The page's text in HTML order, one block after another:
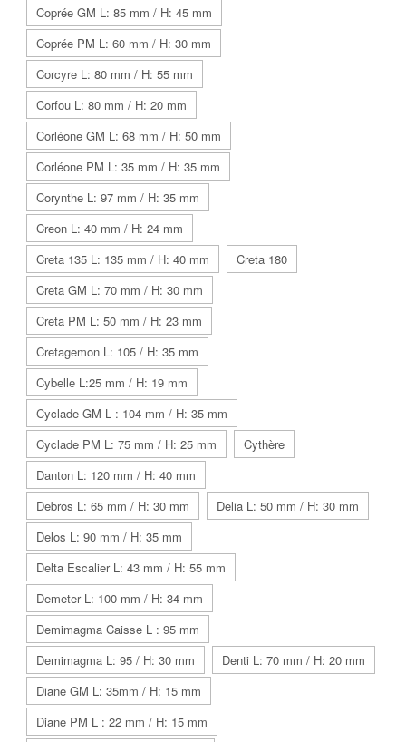
Coprée GM L: 85 mm / H: 45 mm
Coprée PM L: 60 mm / H: 30 mm
Corcyre L: 80 mm / H: 55 mm
Corfou L: 80 mm / H: 20 mm
Corléone GM L: 68 mm / H: 50 mm
Corléone PM L: 35 mm / H: 35 mm
Corynthe L: 97 mm / H: 35 mm
Creon L: 40 mm / H: 24 mm
Creta 135 L: 135 mm / H: 40 mm
Creta 180
Creta GM L: 70 mm / H: 30 mm
Creta PM L: 50 mm / H: 23 mm
Cretagemon L: 105 / H: 35 mm
Cybelle L:25 mm / H: 19 mm
Cyclade GM L : 104 mm / H: 35 mm
Cyclade PM L: 75 mm / H: 25 mm
Cythère
Danton L: 120 mm / H: 40 mm
Debros L: 65 mm / H: 30 mm
Delia L: 50 mm / H: 30 mm
Delos L: 90 mm / H: 35 mm
Delta Escalier L: 43 mm / H: 55 mm
Demeter L: 100 mm / H: 34 mm
Demimagma Caisse L : 95 mm
Demimagma L: 95 / H: 30 mm
Denti L: 70 mm / H: 20 mm
Diane GM L: 35mm / H: 15 mm
Diane PM L : 22 mm / H: 15 mm